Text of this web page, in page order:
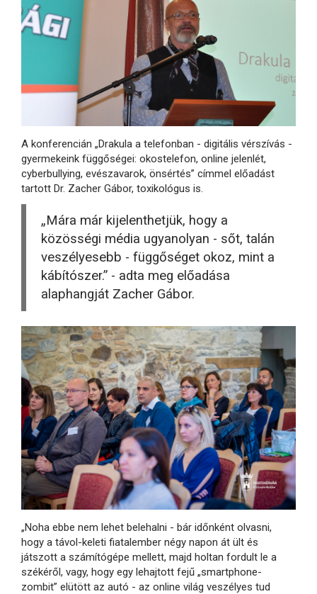
A konferencián „Drakula a telefonban - digitális vérszívás -
gyermekeink függőségei: okostelefon, online jelenlét,
cyberbullying, evészavarok, önsértés” címmel előadást
tartott Dr. Zacher Gábor, toxikológus is.
„Mára már kijelenthetjük, hogy a
közösségi média ugyanolyan - sőt, talán
veszélyesebb - függőséget okoz, mint a
kábítószer.” - adta meg előadása
alaphangját Zacher Gábor.
„Noha ebbe nem lehet belehalni - bár időnként olvasni,
hogy a távol-keleti fiatalember négy napon át ült és
játszott a számítógépe mellett, majd holtan fordult le a
székéről, vagy, hogy egy lehajtott fejű „smartphone-
zombit” elütött az autó - az online világ veszélyes tud